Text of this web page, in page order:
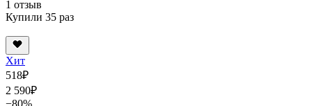
1 отзыв
Купили 35 раз
Хит
518₽
2 590₽